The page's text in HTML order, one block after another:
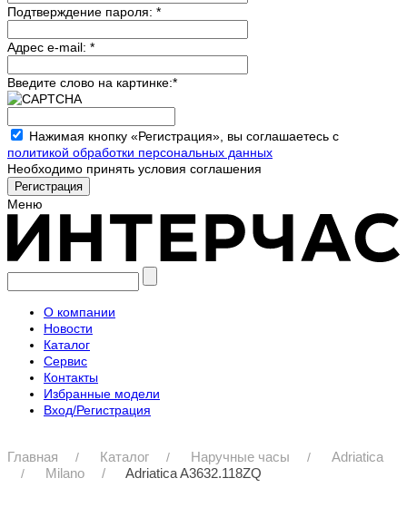
Подтверждение пароля: *
Адрес e-mail: *
Введите слово на картинке:*
Нажимая кнопку «Регистрация», вы соглашаетесь с
политикой обработки персональных данных
Необходимо принять условия соглашения
Меню
О компании
Новости
Каталог
Сервис
Контакты
Избранные модели
Вход/Регистрация
Главная Каталог Наручные часы
Adriatica
Milano
Adriatica A3632.118ZQ